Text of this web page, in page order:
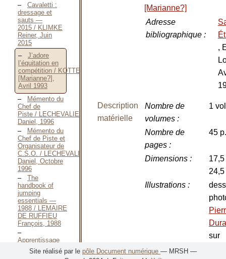
Cavaletti :
dressage et
sauts —
2015 / KLIMKE
Reiner, Juin
2015
J’adore
l’équitation en
compétition / KOTTENHOFF
[Marianne?],
Avril 1993
Mémento du
Chef de
Piste / LECHEVALIER
Daniel, 1996
Mémento du
Chef de Piste et
Organisateur de
C.S.O. / LECHEVALIER
Daniel, Octobre
1996
The
handbook of
jumping
essentials —
1988 / LEMAIRE
DE RUFFIEU
François, 1988
Apprentissage
et technique du
saut
[Marianne?]
Adresse
bibliographique:
,
Description
matérielle
Nombre de
volumes:
1
Nombre de
pages:
45 p.
Dimensions:
17,5
24,5
Illustrations:
sur
Site réalisé par le pôle Document numérique — MRSH —